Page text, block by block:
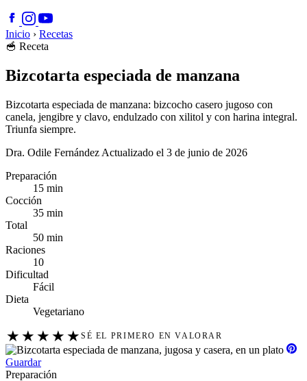
Inicio › Recetas
🥣 Receta
Bizcotarta especiada de manzana
Bizcotarta especiada de manzana: bizcocho casero jugoso con
canela, jengibre y clavo, endulzado con xilitol y con harina integral.
Triunfa siempre.
Dra. Odile Fernández Actualizado el 3 de junio de 2026
Preparación
15 min
Cocción
35 min
Total
50 min
Raciones
10
Dificultad
Fácil
Dieta
Vegetariano
★ ★ ★ ★ ★ SÉ EL PRIMERO EN VALORAR
Guardar
Preparación